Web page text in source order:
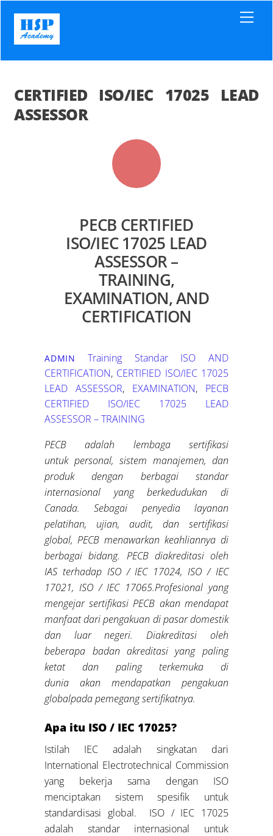
content
CERTIFIED ISO/IEC 17025 LEAD
ASSESSOR
PECB CERTIFIED
ISO/IEC 17025 LEAD
ASSESSOR –
TRAINING,
EXAMINATION, AND
CERTIFICATION
ADMIN Training Standar ISO
AND
CERTIFICATION, CERTIFIED ISO/IEC 17025
LEAD ASSESSOR, EXAMINATION, PECB
CERTIFIED ISO/IEC 17025 LEAD
ASSESSOR – TRAINING
PECB adalah lembaga sertifikasi
untukpersonal, sistem manajemen, dan
produk dengan berbagai standar
internasional yang berkedudukan di
Canada.
Sebagai penyedia layanan
pelatihan, ujian, audit, dan sertifikasi
global, PECB menawarkan keahliannya di
berbagai bidang. PECB diakreditasi oleh
IAS terhadap ISO / IEC 17024, ISO / IEC
17021, ISO / IEC 17065.Profesional yang
mengejar sertifikasi PECB akan mendapat
manfaat dari pengakuan di pasar domestik
dan luar negeri. Diakreditasi oleh
beberapa badan akreditasi yang paling
ketat dan paling terkemuka di
duniaakan mendapatkan pengakuan
globalpada pemegang sertifikatnya.
Apa itu ISO / IEC 17025?
Istilah IEC adalah singkatan dari
International Electrotechnical Commission
yang bekerja sama dengan ISO
menciptakan sistem spesifik untuk
standardisasi global. ISO / IEC 17025
adalah standar internasional untuk